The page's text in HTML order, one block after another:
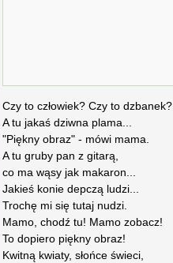
Czy to człowiek? Czy to dzbanek?
A tu jakaś dziwna plama...
"Piękny obraz" - mówi mama.
A tu gruby pan z gitarą,
co ma wąsy jak makaron...
Jakieś konie depczą ludzi...
Trochę mi się tutaj nudzi.
Mamo, chodź tu! Mamo zobacz!
To dopiero piękny obraz!
Kwitną kwiaty, słońce świeci,